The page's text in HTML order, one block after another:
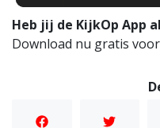
Heb jij de KijkOp App
Download nu gratis voor